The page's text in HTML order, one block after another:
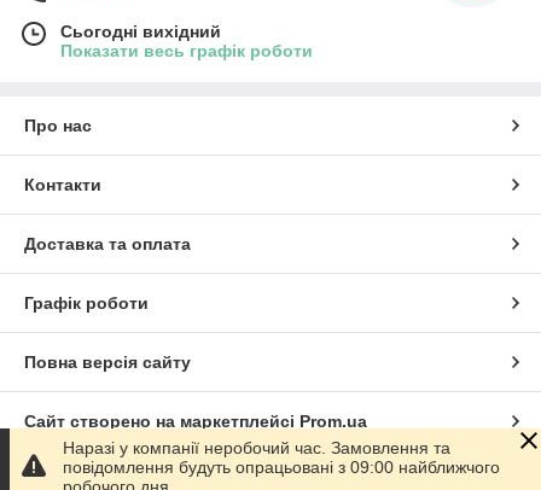
Сьогодні вихідний
Показати весь графік роботи
Про нас
Контакти
Доставка та оплата
Графік роботи
Повна версія сайту
Сайт створено на маркетплейсі Prom.ua
Політика конфіденційності
Наразі у компанії неробочий час. Замовлення та
повідомлення будуть опрацьовані з 09:00 найближчого